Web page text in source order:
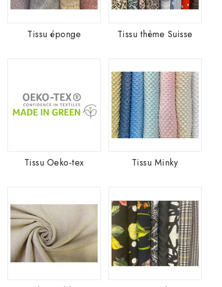
Tissu éponge Tissu thème Suisse
Tissu Oeko-tex Tissu Minky